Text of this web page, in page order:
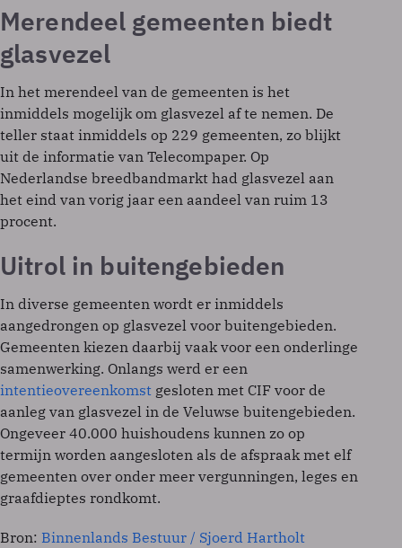
Merendeel gemeenten biedt
glasvezel
In het merendeel van de gemeenten is het
inmiddels mogelijk om glasvezel af te nemen. De
teller staat inmiddels op 229 gemeenten, zo blijkt
uit de informatie van Telecompaper. Op
Nederlandse breedbandmarkt had glasvezel aan
het eind van vorig jaar een aandeel van ruim 13
procent.
Uitrol in buitengebieden
In diverse gemeenten wordt er inmiddels
aangedrongen op glasvezel voor buitengebieden.
Gemeenten kiezen daarbij vaak voor een onderlinge
samenwerking. Onlangs werd er een
intentieovereenkomst gesloten met CIF voor de
aanleg van glasvezel in de Veluwse buitengebieden.
Ongeveer 40.000 huishoudens kunnen zo op
termijn worden aangesloten als de afspraak met elf
gemeenten over onder meer vergunningen, leges en
graafdieptes rondkomt.
Bron: Binnenlands Bestuur / Sjoerd Hartholt